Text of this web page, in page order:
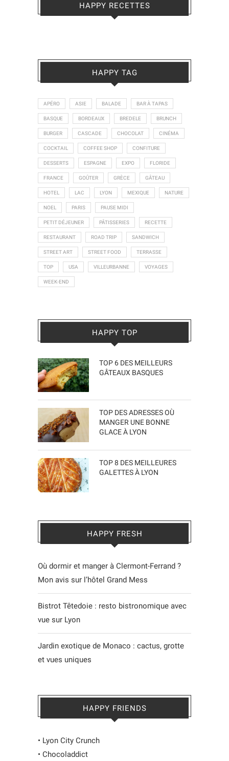
HAPPY RECETTES
HAPPY TAG
APÉRO ASIE BALADE BAR À TAPAS
BASQUE BORDEAUX BREDELE BRUNCH
BURGER CASCADE CHOCOLAT CINÉMA
COCKTAIL COFFEE SHOP CONFITURE
DESSERTS ESPAGNE EXPO FLORIDE
FRANCE GOÛTER GRÈCE GÂTEAU
HOTEL LAC LYON MEXIQUE NATURE
NOEL PARIS PAUSE MIDI
PETIT DÉJEUNER PÂTISSERIES RECETTE
RESTAURANT ROAD TRIP SANDWICH
STREET ART STREET FOOD TERRASSE
TOP USA VILLEURBANNE VOYAGES
WEEK-END
HAPPY TOP
TOP 6 DES MEILLEURS
GÂTEAUX BASQUES
TOP DES ADRESSES OÙ
MANGER UNE BONNE
GLACE À LYON
TOP 8 DES MEILLEURES
GALETTES À LYON
HAPPY FRESH
Où dormir et manger à Clermont-Ferrand ?
Mon avis sur l’hôtel Grand Mess
Bistrot Têtedoie : resto bistronomique avec
vue sur Lyon
Jardin exotique de Monaco : cactus, grotte
et vues uniques
HAPPY FRIENDS
• Lyon City Crunch
• Chocoladdict